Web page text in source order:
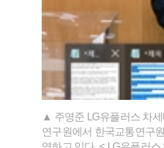
▲ 주영준 LG유플러스 차
연구원에서 한국교통연구